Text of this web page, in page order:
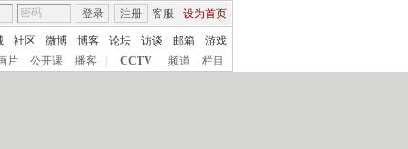
客服 设为首页
登录 注册
社区 微博 博客 论坛 访谈 邮箱
游戏
片
公开课 播客 CCTV 频道 栏目